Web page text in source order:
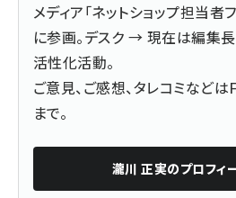
メディア「ネットショップ担当者
に参画。デスク → 現在は編集
活性化活動。
ご意見、ご感想、タレコミなどは
まで。
瀧川 正実のプロフィ